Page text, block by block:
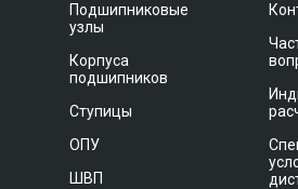
Подшипниковые
узлы
Корпуса
подшипников
Ступицы
ОПУ
ШВП